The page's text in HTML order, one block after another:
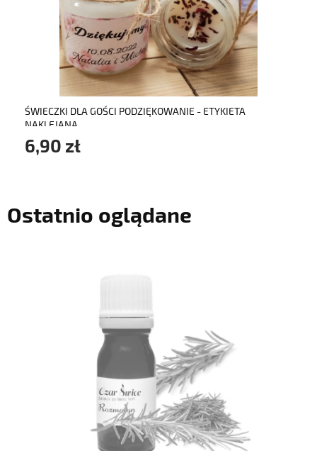
ŚWIECZKI DLA GOŚCI PODZIĘKOWANIE - ETYKIETA
NAKLEJANA
6,90 zł
do koszyka
Ostatnio oglądane
powiadom o dostępności